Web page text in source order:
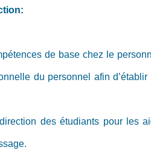
de base chez le
du personnel afin
des étudiants pour les